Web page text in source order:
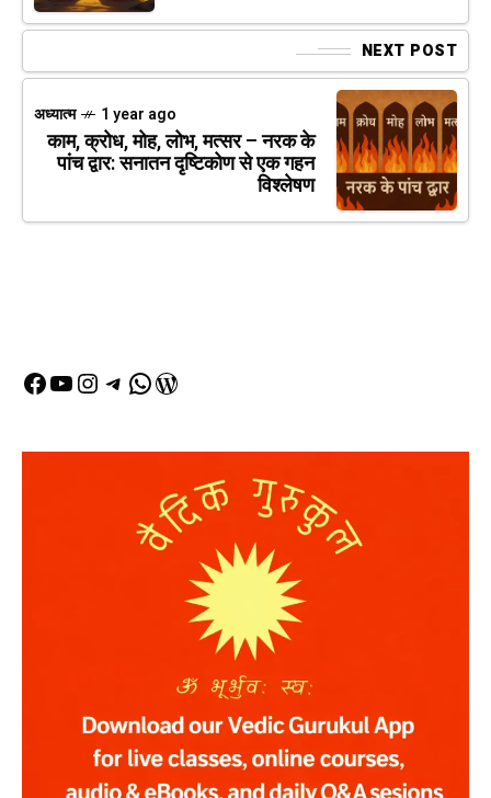
NEXT POST
अध्यात्म 1 year ago
काम, क्रोध, मोह, लोभ, मत्सर – नरक के
पांच द्वार: सनातन दृष्टिकोण से एक गहन
विश्लेषण
Facebook
YouTube
Instagram
Telegram
WhatsApp
WordPress